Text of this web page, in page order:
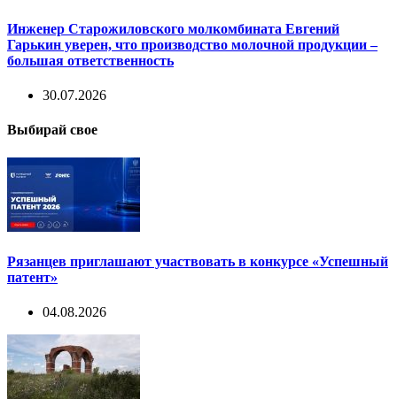
Инженер Старожиловского молкомбината Евгений
Гарькин уверен, что производство молочной продукции –
большая ответственность
30.07.2026
Выбирай свое
Рязанцев приглашают участвовать в конкурсе «Успешный
патент»
04.08.2026